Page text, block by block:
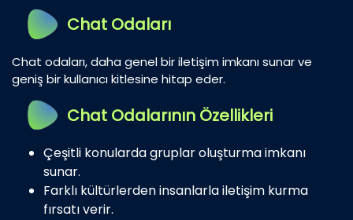
Chat Odaları
Chat odaları, daha genel bir iletişim imkanı sunar ve
geniş bir kullanıcı kitlesine hitap eder.
Chat Odalarının Özellikleri
Çeşitli konularda gruplar oluşturma imkanı
sunar.
Farklı kültürlerden insanlarla iletişim kurma
fırsatı verir.